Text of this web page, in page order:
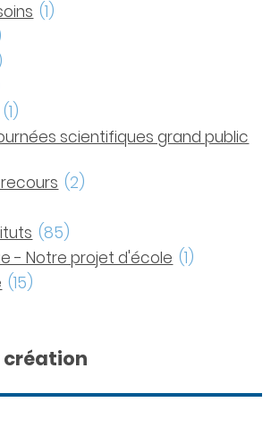
(1)
(1)
scientifiques grand public
(2)
(85)
- Notre projet d'école (1)
(15)
création